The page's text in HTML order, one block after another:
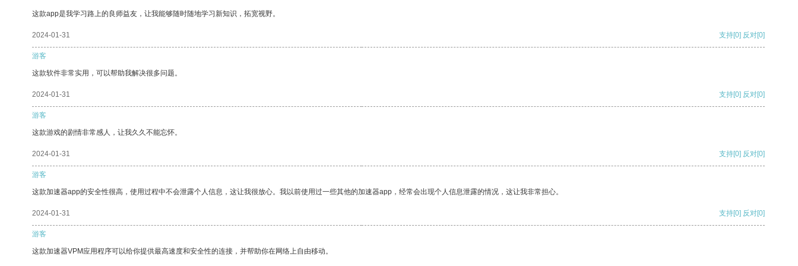
这款app是我学习路上的良师益友，让我能够随时随地学习新知识，拓宽视野。
2024-01-31 支持[0] 反对[0]
游客
这款软件非常实用，可以帮助我解决很多问题。
2024-01-31 支持[0] 反对[0]
游客
这款游戏的剧情非常感人，让我久久不能忘怀。
2024-01-31 支持[0] 反对[0]
游客
这款加速器app的安全性很高，使用过程中不会泄露个人信息，这让我很放心。我以前使用过一些其他的加速器app，经常会出现个人信息泄露的情况，这让我非常担心。
2024-01-31 支持[0] 反对[0]
游客
这款加速器VPM应用程序可以给你提供最高速度和安全性的连接，并帮助你在网络上自由移动。